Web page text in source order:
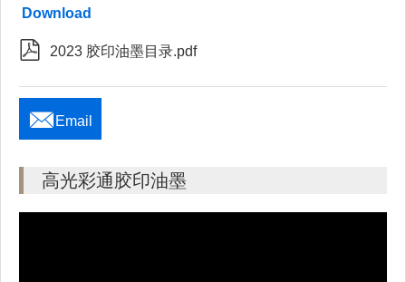
Download
 2023 胶印油墨目录.pdf
 Email
高光彩通胶印油墨